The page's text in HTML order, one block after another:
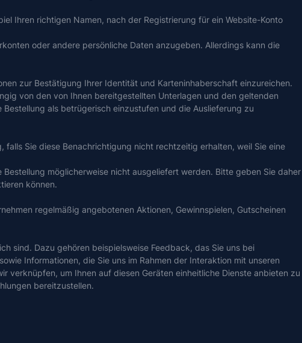
Ihren richtigen Namen, nach der Registrierung für ein Website-Konto
oder andere persönliche Daten anzugeben. Allerdings kann die
zur Bestätigung Ihrer Identität und Karteninhaberschaft einzureichen.
von den von Ihnen bereitgestellten Unterlagen und den geltenden
als betrügerisch einzustufen und die Auslieferung zu
falls Sie diese Benachrichtigung nicht rechtzeitig erhalten, weil Sie eine
möglicherweise nicht ausgeliefert werden. Bitte geben Sie daher
können.
regelmäßig angebotenen Aktionen, Gewinnspielen, Gutscheinen
sind. Dazu gehören beispielsweise Feedback, das Sie uns bei
Informationen, die Sie uns im Rahmen der Interaktion mit unseren
verknüpfen, um Ihnen auf diesen Geräten einheitliche Dienste anbieten zu
bereitzustellen.